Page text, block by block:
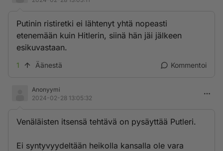
Putinin ristiretki ei lähtenyt yhtä nopeasti
etenemään kuin Hitlerin, siinä hän jäi jälkeen
esikuvastaan.
1 Äänestä Kommentoi
Anonyymi
2024-02-28 13:05:32
Venäläisten itsensä tehtävä on pysäyttää Putleri.
Ei syntyvyydeltään heikolla kansalla ole vara